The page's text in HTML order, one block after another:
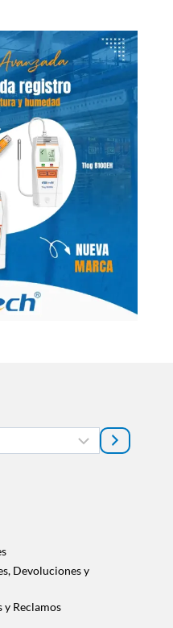
Devoluciones y
y Reclamos